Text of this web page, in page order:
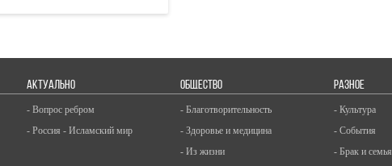
АКТУАЛЬНО
- Вопрос ребром
- Россия - Исламский мир
ОБЩЕСТВО
- Благотворительность
- Здоровье и медицина
- Из жизни
РАЗНОЕ
- Культура
- События
- Брак и семья